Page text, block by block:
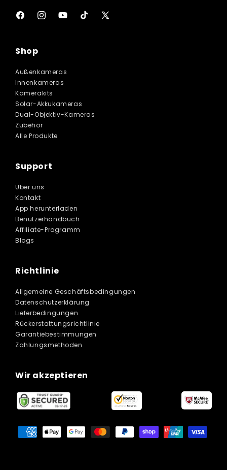
FacebookInstagramYouTubeTikTokX
Shop
Außenkameras
Innenkameras
Kamerakits
Solar-Akkukameras
Dual-Objektiv-Kameras
Zubehör
Alle Produkte
Support
Über uns
Kontakt
App herunterladen
Benutzerhandbuch
Affiliate-Programm
Blogs
Richtlinie
Allgemeine Geschäftsbedingungen
Datenschutzerklärung
Lieferbedingungen
Rückerstattungsrichtlinie
Garantiebestimmungen
Zahlungsmethoden
Wir akzeptieren